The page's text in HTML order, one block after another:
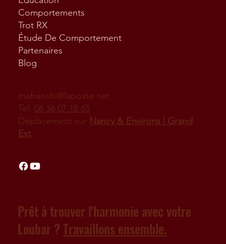
Comportements
Trot RX
Étude De Comportement
Partenaires
Blog
mafranchi@laposte.net
Tel: 06 36 07 18 65
Déplacement sur Nancy & Environs | Grand
Est.
Prêt à trouver l'harmonie avec votre
Loubar ? Travaillons ensemble.